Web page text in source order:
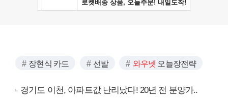
장현식 카드 선발 와우넷 오늘장전략
경기도 이천, 아파트값 난리났다! 20년 전 분양가..